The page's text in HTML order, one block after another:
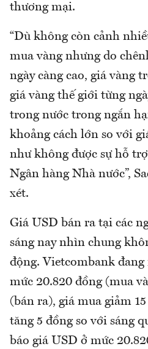
thương mại.
“Dù không còn cảnh
mua vàng nhưng do
ngày càng cao, giá vàng
giá vàng thế giới từng
trong nước trong ngắn
khoảng cách lớn so với
như không được sự hỗ
Ngân hàng Nhà nước”,
xét.
Giá USD bán ra tại các
sáng nay nhìn chung
động. Vietcombank đang
mức 20.820 đồng (mua
(bán ra), giá mua giảm
tăng 5 đồng so với sáng
báo giá USD ở mức